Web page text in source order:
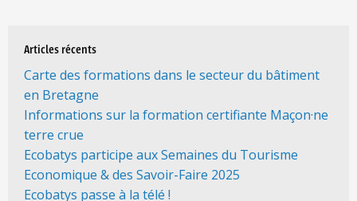
Articles récents
Carte des formations dans le secteur du bâtiment
en Bretagne
Informations sur la formation certifiante Maçon·ne
terre crue
Ecobatys participe aux Semaines du Tourisme
Economique & des Savoir-Faire 2025
Ecobatys passe à la télé !